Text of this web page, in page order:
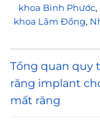
khoa Bình Phước,
khoa Lâm Đồng,
Tổng quan quy
răng implant
mất răng